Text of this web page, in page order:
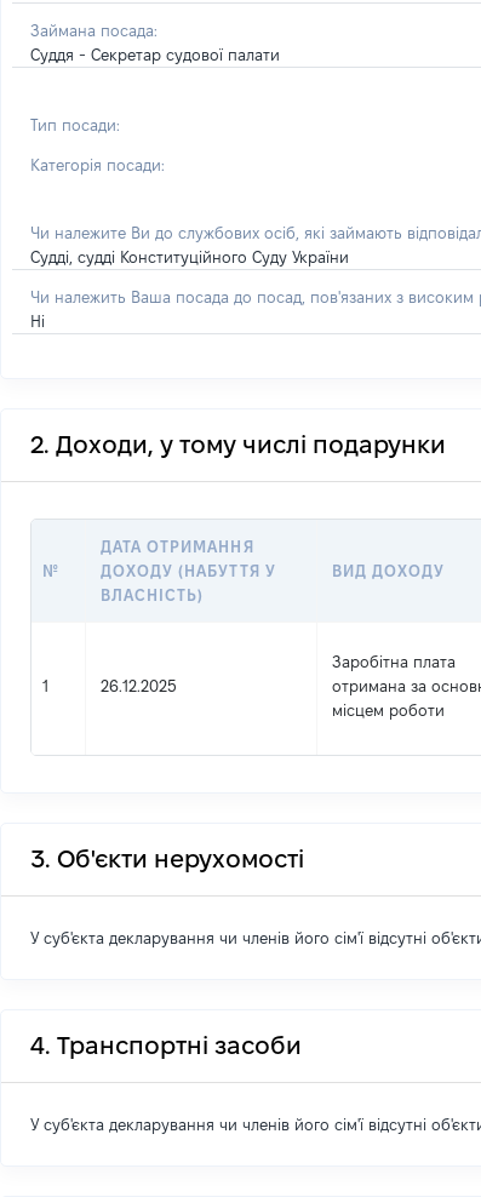
Займана посада:
Суддя - Секретар судової палати
Тип посади:
Категорія посади:
Чи належите Ви до службових осіб, які займають
Судді, судді Конституційного Суду України
Чи належить Ваша посада до посад, пов'язаних з високим
Ні
2. Доходи, у тому числі подарунки
№
ДАТА ОТРИМАННЯ
ДОХОДУ (НАБУТТЯ У
ВЛАСНІСТЬ)
ВИД ДОХОДУ
1 26.12.2025
Заробітна плата
отримана за
місцем роботи
3. Об'єкти нерухомості
У суб'єкта декларування чи членів його сім'ї відсутні
4. Транспортні засоби
У суб'єкта декларування чи членів його сім'ї відсутні